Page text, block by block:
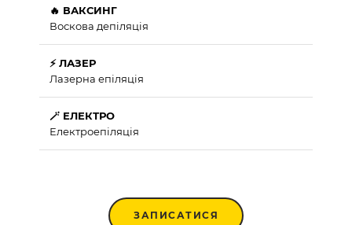
🔥 ВАКСИНГ
Воскова депіляція
⚡ ЛАЗЕР
Лазерна епіляція
🪄 ЕЛЕКТРО
Електроепіляція
ЗАПИСАТИСЯ